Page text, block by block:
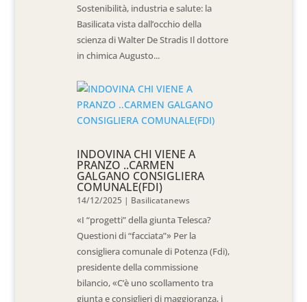
Sostenibilità, industria e salute: la
Basilicata vista dall’occhio della
scienza di Walter De Stradis Il dottore
in chimica Augusto...
INDOVINA CHI VIENE A
PRANZO ..CARMEN
GALGANO CONSIGLIERA
COMUNALE(FDI)
14/12/2025 | Basilicatanews
«I “progetti” della giunta Telesca?
Questioni di “facciata”» Per la
consigliera comunale di Potenza (Fdi),
presidente della commissione
bilancio, «C’è uno scollamento tra
giunta e consiglieri di maggioranza, i